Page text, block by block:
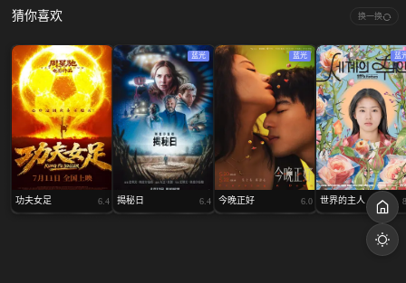
猜你喜欢 换一换
功夫女足 6.4
蓝光
揭秘日 6.4
蓝光
今晚正好 6.0
蓝
世界的主人